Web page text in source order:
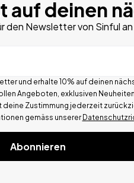
auf deinen
den Newsletter von Sinful an
und erhalte 10% auf deinen
Angeboten, exklusiven
deine Zustimmung jederzeit
gemäss unserer
Abonnieren